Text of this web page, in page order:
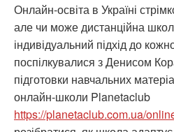
Онлайн-освіта в Україні
але чи може дистанційна
індивідуальний підхід до
поспілкувалися з Денисом
підготовки навчальних
онлайн-школи Planetaclub
https://planetaclub.com.ua/